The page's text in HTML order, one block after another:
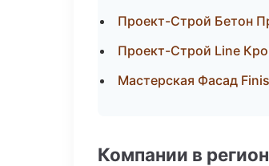
Проект-Строй Бетон
Проект-Строй Line
Мастерская Фасад
Компании в